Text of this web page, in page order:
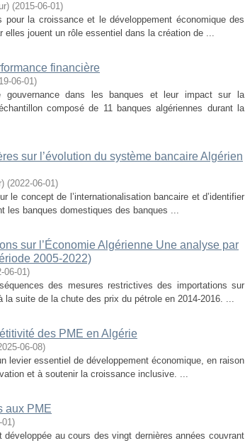
(2015-06-01)
la croissance et le développement économique des
jouent un rôle essentiel dans la création de ...
financière
06-01)
dans les banques et leur impact sur la
composé de 11 banques algériennes durant la
sur l’évolution du système bancaire Algérien
(2022-06-01)
concept de l’internationalisation bancaire et d’identifier
les banques domestiques des banques ...
sur l’Économie Algérienne Une analyse par
2005-2022)
06-01)
des mesures restrictives des importations sur
suite de la chute des prix du pétrole en 2014-2016. ...
des PME en Algérie
06-08)
levier essentiel de développement économique, en raison
et à soutenir la croissance inclusive. ...
aux PME
01)
au cours des vingt dernières années couvrant